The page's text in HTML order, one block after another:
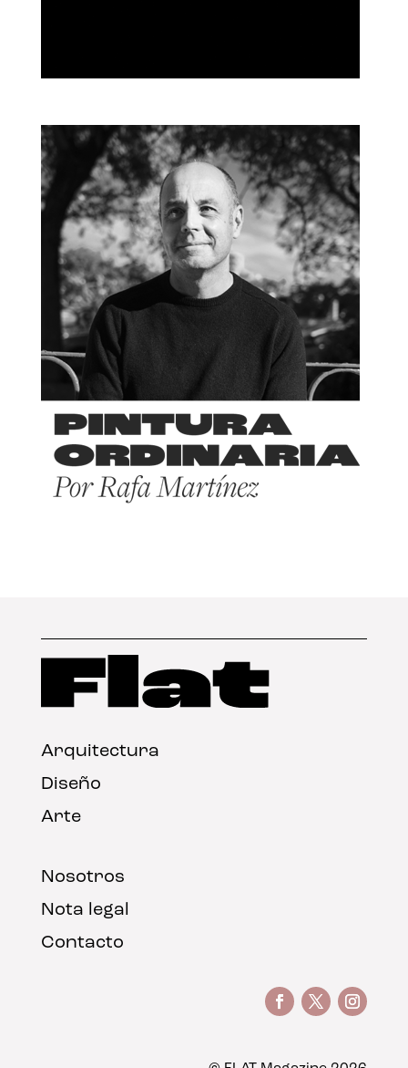
Arquitectura
Diseño
Arte
Nosotros
Nota legal
Contacto